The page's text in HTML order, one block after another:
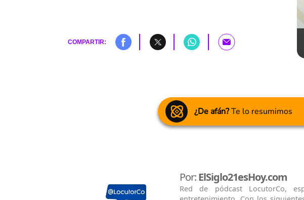
COMPARTIR:
¿De afán?Te lo resumimos
Por:ElSiglo21esHoy.com
Red de pódcast LocutorCo,